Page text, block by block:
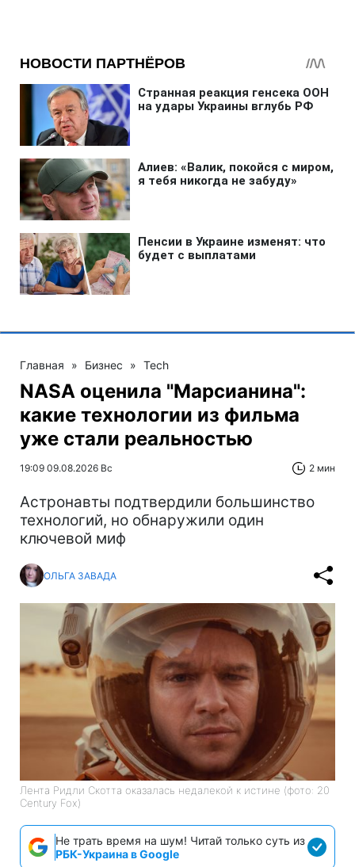
Главная » Бизнес » Tech
NASA оценила "Марсианина":
какие технологии из фильма
уже стали реальностью
19:09 09.08.2026 Вс 2 мин
Астронавты подтвердили большинство
технологий, но обнаружили один
ключевой миф
ОЛЬГА ЗАВАДА
Лента Ридли Скотта оказалась недалекой к истине (фото: 20
Century Fox)
Не трать время на шум! Читай только суть из
РБК-Украина в Google